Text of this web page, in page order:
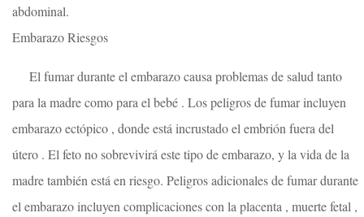
abdominal.
Embarazo Riesgos
El fumar durante el embarazo causa problemas de salud tanto
para la madre como para el bebé . Los peligros de fumar incluyen
embarazo ectópico , donde está incrustado el embrión fuera del
útero . El feto no sobrevivirá este tipo de embarazo, y la vida de la
madre también está en riesgo. Peligros adicionales de fumar durante
el embarazo incluyen complicaciones con la placenta , muerte fetal ,